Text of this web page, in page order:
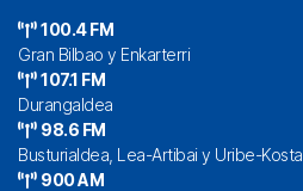
100.4 FM
Gran Bilbao y Enkarterri
107.1 FM
Durangaldea
98.6 FM
Busturialdea, Lea-Artibai y Uribe-Kosta
900 AM